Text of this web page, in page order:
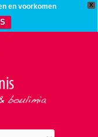
X
en voorkomen